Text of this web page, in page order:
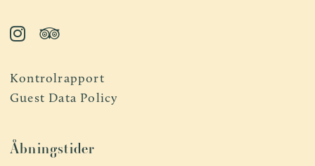
Kontrolrapport
Guest Data Policy
Åbningstider